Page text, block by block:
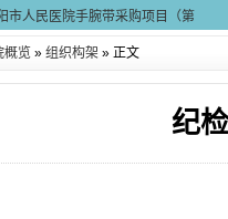
市人民医院手腕带采购项目（第
市人民医院污水处理站运维管理
市人民医院血液透析用水成分检
阳市人民医院手腕带采购项目（第
市人民医院污水处理站运维管理
概览 » 组织构架 » 正文
纪